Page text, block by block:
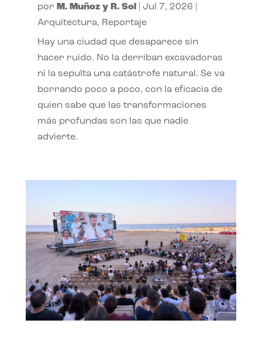
por M. Muñoz y R. Sol Jul 7, 2026
Arquitectura, Reportaje
Hay una ciudad que desaparece sin
hacer ruido. No la derriban excavadoras
ni la sepulta una catástrofe natural. Se va
borrando poco a poco, con la eficacia de
quien sabe que las transformaciones
más profundas son las que nadie
advierte.